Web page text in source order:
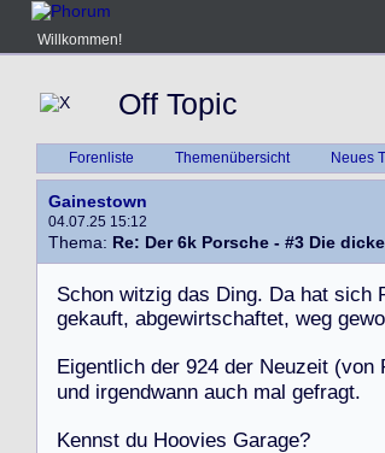
Willkommen!
Off Topic
Forenliste Themenübersicht Neues
Gainestown
04.07.25 15:12
Thema: Re: Der 6k Porsche - #3 Die
Schon witzig das Ding. Da hat sich
gekauft, abgewirtschaftet, weg gewo
Eigentlich der 924 der Neuzeit (von
und irgendwann auch mal gefragt.
Kennst du Hoovies Garage?